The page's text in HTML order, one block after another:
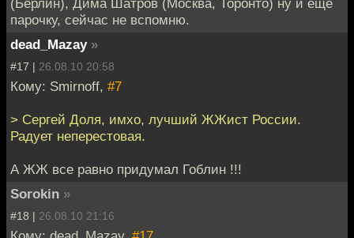
(Берлин), Дима Шатров (Москва, Торонто) ну и еще
парочку, сейчас не вспомню.
dead_Mazay »
#17 | 26.08.10 20:58
Кому: Smirnoff, #7
> Сергей Доля, имхо, лучший ЖЖист России.
Радует неперестовая.
А ЖЖ все равно придумал Гоблин !!!
Sorokin »
#18 | 26.08.10 21:16